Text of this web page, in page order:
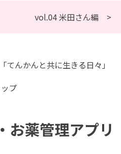
vol.04 米田さん編 >
てんかんと共に生きる日々」
プ
お薬管理アプリ